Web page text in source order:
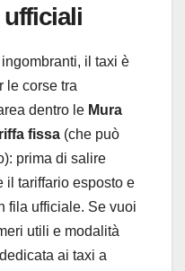
il taxi è
le corse tra
dentro le Mura
fissa (che può
prima di salire
il tariffario esposto e
fila ufficiale. Se vuoi
utili e modalità
ai taxi a